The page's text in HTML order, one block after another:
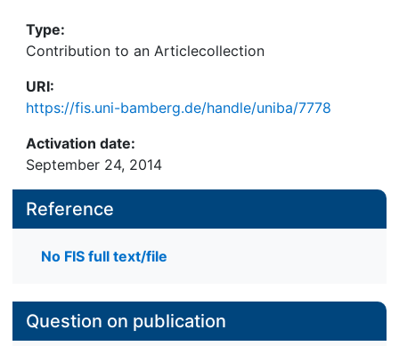
Type:
Contribution to an Articlecollection
URI:
https://fis.uni-bamberg.de/handle/uniba/7778
Activation date:
September 24, 2014
Reference
No FIS full text/file
Question on publication